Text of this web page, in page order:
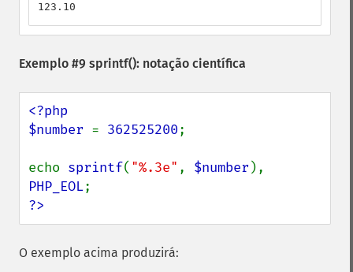
123.10
Exemplo #9 sprintf(): notação científica
<?php
$number = 362525200;
echo sprintf( "%.3e" , $number
PHP_EOL
?>
O exemplo acima produzirá: